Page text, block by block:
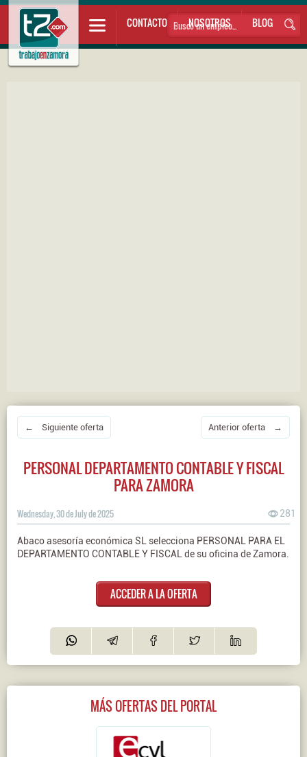
CONTACTO NOSOTROS BLOG
← Siguiente oferta Anterior oferta →
PERSONAL DEPARTAMENTO CONTABLE Y FISCAL
PARA ZAMORA
Wednesday, 30 de July de 2025 281
Abaco asesoría económica SL selecciona PERSONAL PARA EL
DEPARTAMENTO CONTABLE Y FISCAL de su oficina de Zamora.
ACCEDER A LA OFERTA
MÁS OFERTAS DEL PORTAL